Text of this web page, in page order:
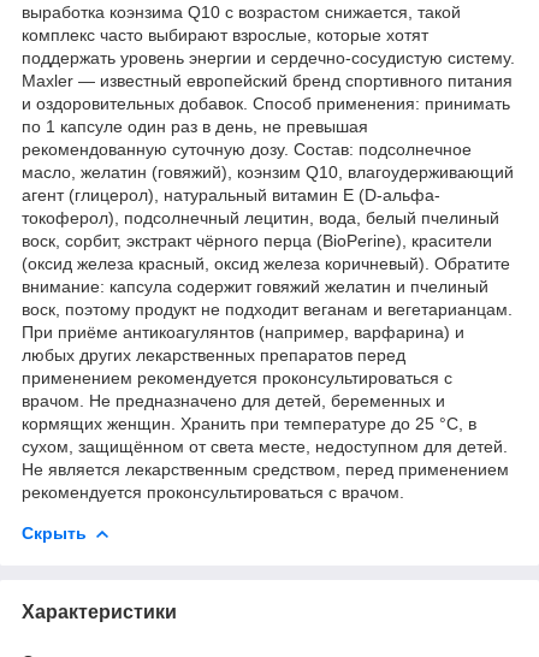
выработка коэнзима Q10 с возрастом снижается, такой
комплекс часто выбирают взрослые, которые хотят
поддержать уровень энергии и сердечно-сосудистую систему.
Maxler — известный европейский бренд спортивного питания
и оздоровительных добавок. Способ применения: принимать
по 1 капсуле один раз в день, не превышая
рекомендованную суточную дозу. Состав: подсолнечное
масло, желатин (говяжий), коэнзим Q10, влагоудерживающий
агент (глицерол), натуральный витамин Е (D-альфа-
токоферол), подсолнечный лецитин, вода, белый пчелиный
воск, сорбит, экстракт чёрного перца (BioPerine), красители
(оксид железа красный, оксид железа коричневый). Обратите
внимание: капсула содержит говяжий желатин и пчелиный
воск, поэтому продукт не подходит веганам и вегетарианцам.
При приёме антикоагулянтов (например, варфарина) и
любых других лекарственных препаратов перед
применением рекомендуется проконсультироваться с
врачом. Не предназначено для детей, беременных и
кормящих женщин. Хранить при температуре до 25 °C, в
сухом, защищённом от света месте, недоступном для детей.
Не является лекарственным средством, перед применением
рекомендуется проконсультироваться с врачом.
Скрыть
Характеристики